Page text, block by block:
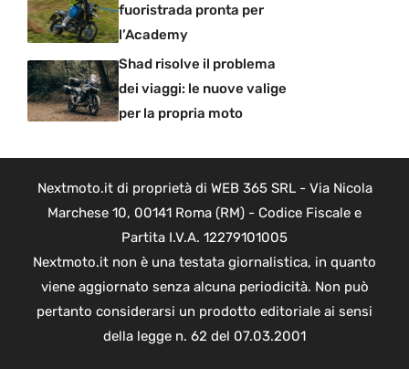
fuoristrada pronta per
l’Academy
Shad risolve il problema
dei viaggi: le nuove valige
per la propria moto
Nextmoto.it di proprietà di WEB 365 SRL - Via Nicola
Marchese 10, 00141 Roma (RM) - Codice Fiscale e
Partita I.V.A. 12279101005
Nextmoto.it non è una testata giornalistica, in quanto
viene aggiornato senza alcuna periodicità. Non può
pertanto considerarsi un prodotto editoriale ai sensi
della legge n. 62 del 07.03.2001